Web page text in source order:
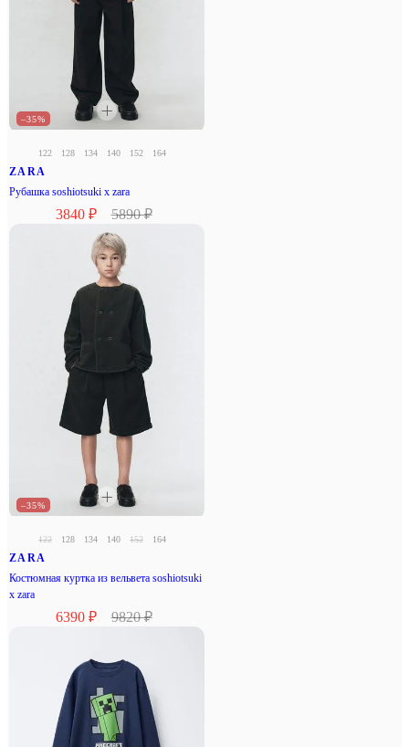
–35%
122 128 134 140 152 164
ZARA
Рубашка soshiotsuki x zara
3840 ₽ 5890 ₽
–35%
122 128 134 140 152 164
ZARA
Костюмная куртка из вельвета soshiotsuki
x zara
6390 ₽ 9820 ₽